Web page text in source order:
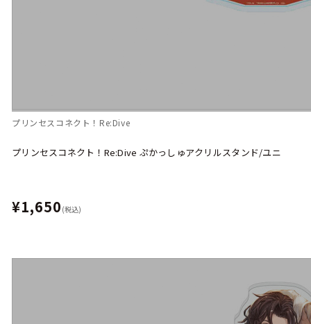
プリンセスコネクト！Re:Dive
プリンセスコネクト！Re:Dive ぷかっしゅアクリルスタンド/ユニ
¥1,650 (税込)